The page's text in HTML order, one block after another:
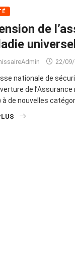
de
22/
nationale de
de
à de nouvelles